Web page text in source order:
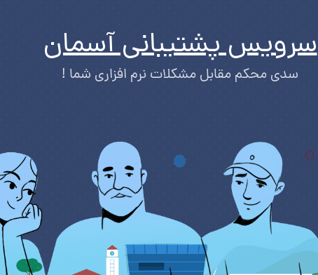
سرویس پشتیبانی آسمان
سدی محکم مقابل مشکلات نرم افزاری شما !